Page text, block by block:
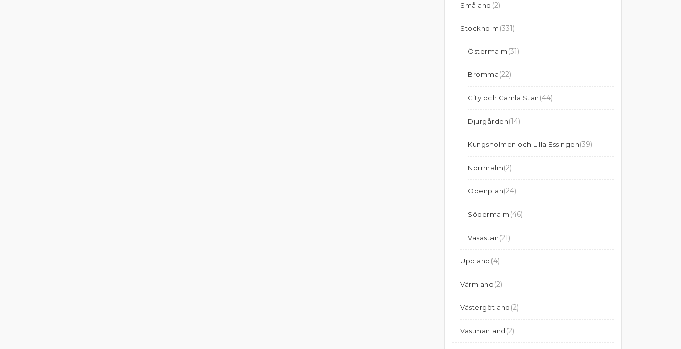
Småland (2)
Stockholm (331)
Östermalm (31)
Bromma(22)
City och Gamla Stan (44)
Djurgården(14)
Kungsholmen och Lilla Essingen(39)
Norrmalm(2)
Odenplan(24)
Södermalm (46)
Vasastan(21)
Uppland (4)
Värmland(2)
Västergötland (2)
Västmanland (2)